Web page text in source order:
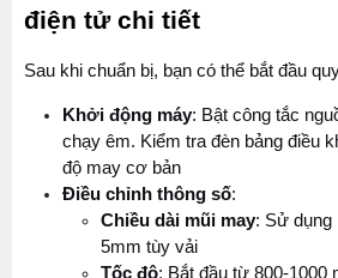
điện tử chi tiết
Sau khi chuẩn bị, bạn có thể bắt đầu
Khởi động máy: Bật công tắc
chạy êm. Kiểm tra đèn bảng điều
độ may cơ bản
Điều chỉnh thông số:
Chiều dài mũi may: Sử dụng
5mm tùy vải
Tốc độ: Bắt đầu từ 800-1000